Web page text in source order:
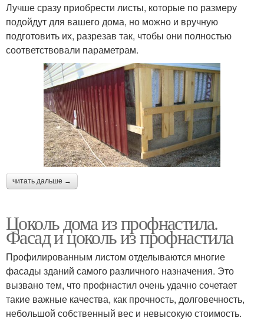
Лучше сразу приобрести листы, которые по размеру
подойдут для вашего дома, но можно и вручную
подготовить их, разрезав так, чтобы они полностью
соответствовали параметрам.
читать дальше →
Цоколь дома из профнастила.
Фасад и цоколь из профнастила
Профилированным листом отделываются многие
фасады зданий самого различного назначения. Это
вызвано тем, что профнастил очень удачно сочетает
такие важные качества, как прочность, долговечность,
небольшой собственный вес и невысокую стоимость.